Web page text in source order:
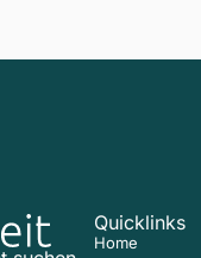
Quicklinks
Home